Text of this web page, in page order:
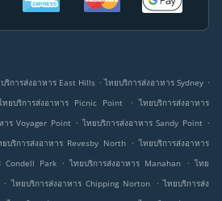
ริการส่งอาหาร East Hills . ไทยบริการส่งอาหาร Sydney .
ทยบริการส่งอาหาร Picnic Point . ไทยบริการส่งอาหาร
าร Voyager Point . ไทยบริการส่งอาหาร Sandy Point .
ยบริการส่งอาหาร Revesby North . ไทยบริการส่งอาหาร
Condell Park . ไทยบริการส่งอาหาร Manahan . ไทย
. ไทยบริการส่งอาหาร Chipping Norton . ไทยบริการส่ง